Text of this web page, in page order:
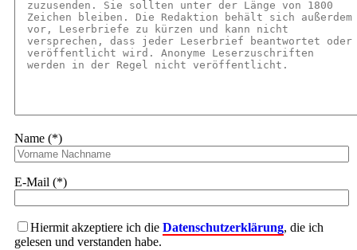
Name (*)
E-Mail (*)
Hiermit akzeptiere ich die Datenschutzerklärung, die ich
gelesen und verstanden habe.